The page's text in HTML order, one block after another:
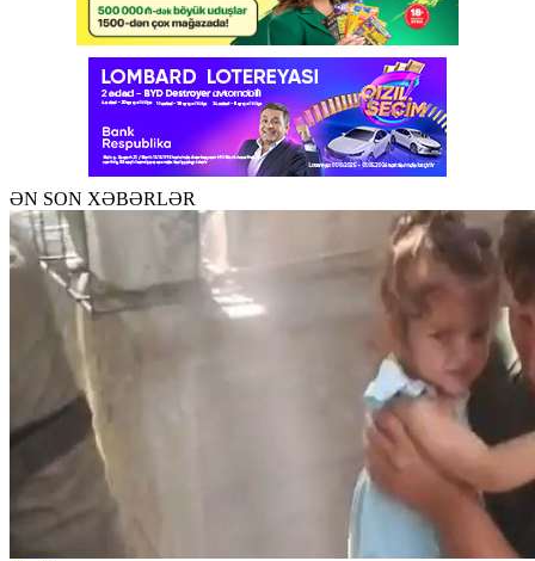
ƏN SON XƏBƏRLƏR